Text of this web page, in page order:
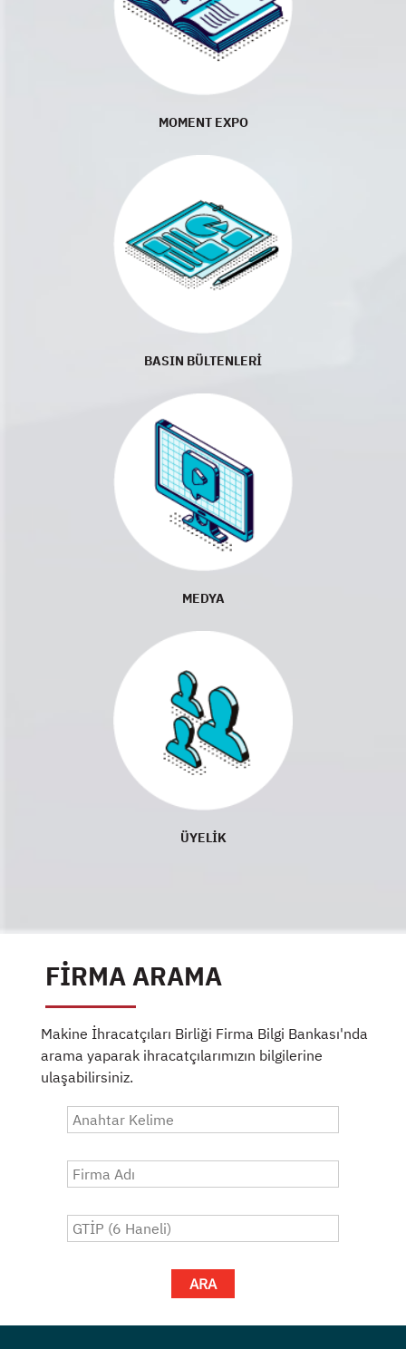
MOMENT EXPO
BASIN BÜLTENLERİ
MEDYA
ÜYELİK
FİRMA ARAMA
Makine İhracatçıları Birliği Firma Bilgi Bankası'nda
arama yaparak ihracatçılarımızın bilgilerine
ulaşabilirsiniz.
ARA